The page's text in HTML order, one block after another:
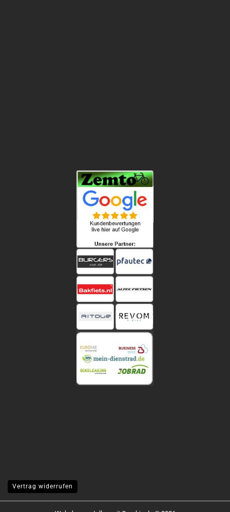
Vertrag widerrufen